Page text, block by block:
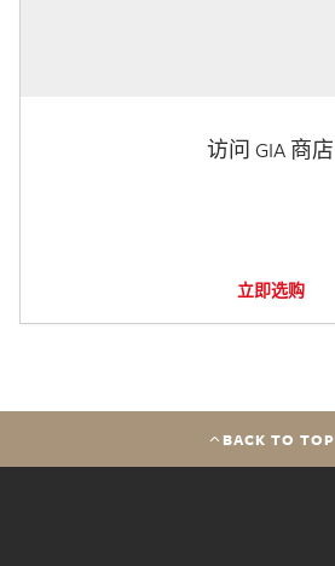
访问 GIA 商店
立即选购
BACK TO TOP